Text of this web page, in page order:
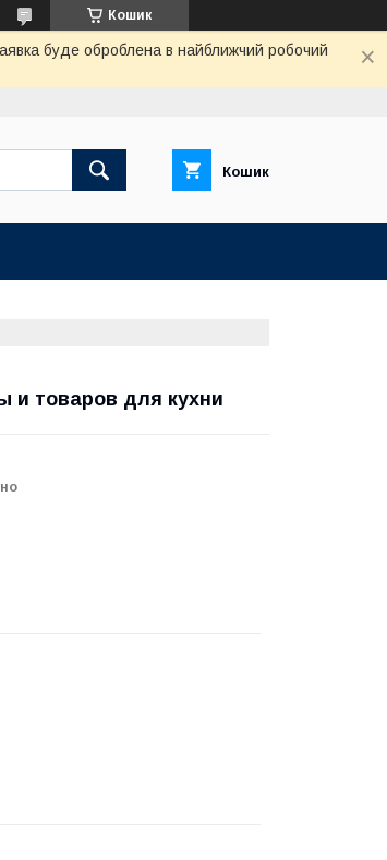
Кошик
буде оброблена в найближчий робочий
Кошик
и товаров для кухни